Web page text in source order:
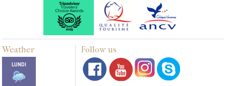
Weather Follow us